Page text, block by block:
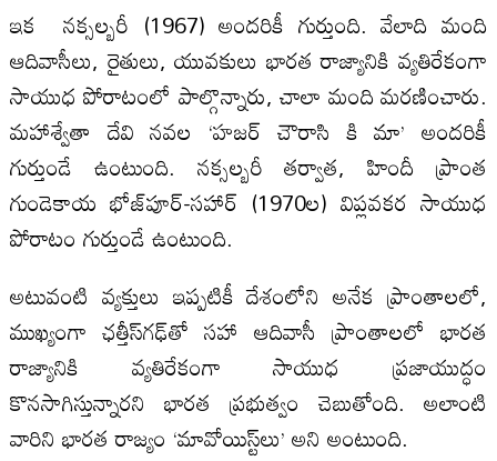
ఇక నక్సల్బరీ (1967) అందరికీ గుర్తుంది. వేలాది మంది
ఆదివాసీలు, రైతులు, యువకులు భారత రాజ్యానికి వ్యతిరేకంగా
సాయుధ పోరాటంలో పాల్గొన్నారు, చాలా మంది మరణించారు.
మహాశ్వేతా దేవి నవల ‘హజర్ చౌరాసి కి మా’ అందరికీ
గుర్తుండే ఉంటుంది. నక్సల్బరీ తర్వాత, హిందీ ప్రాంత
గుండెకాయ భోజ్‌పూర్-సహార్ (1970ల) విప్లవకర సాయుధ
పోరాటం గుర్తుండే ఉంటుంది.
అటువంటి వ్యక్తులు ఇప్పటికీ దేశంలోని అనేక ప్రాంతాలలో,
ముఖ్యంగా ఛత్తీస్‌గఢ్‌తో సహా ఆదివాసీ ప్రాంతాలలో భారత
రాజ్యానికి వ్యతిరేకంగా సాయుధ ప్రజాయుద్ధం
కొనసాగిస్తున్నారని భారత ప్రభుత్వం చెబుతోంది. అలాంటి
వారిని భారత రాజ్యం ‘మావోయిస్ట్‌లు’ అని అంటుంది.